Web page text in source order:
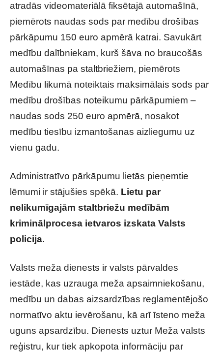
atradās videomateriālā fiksētajā automašīnā,
piemērots naudas sods par medību drošības
pārkāpumu 150 euro apmērā katrai. Savukārt
medību dalībniekam, kurš šāva no braucošās
automašīnas pa staltbriežiem, piemērots
Medību likumā noteiktais maksimālais sods par
medību drošības noteikumu pārkāpumiem –
naudas sods 250 euro apmērā, nosakot
medību tiesību izmantošanas aizliegumu uz
vienu gadu.
Administratīvo pārkāpumu lietās pieņemtie
lēmumi ir stājušies spēkā. Lietu par
nelikumīgajām staltbriežu medībām
kriminālprocesa ietvaros izskata Valsts
policija.
Valsts meža dienests ir valsts pārvaldes
iestāde, kas uzrauga meža apsaimniekošanu,
medību un dabas aizsardzības reglamentējošo
normatīvo aktu ievērošanu, kā arī īsteno meža
uguns apsardzību. Dienests uztur Meža valsts
reģistru, kur tiek apkopota informāciju par